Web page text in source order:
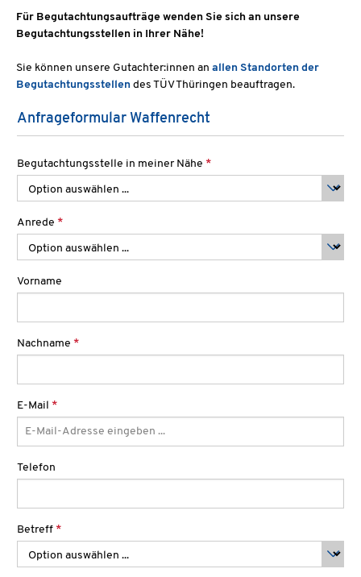
Für Begutachtungsaufträge wenden Sie sich an unsere
Begutachtungsstellen in Ihrer Nähe!
Sie können unsere Gutachter:innen an allen Standorten der
Begutachtungsstellen des TÜV Thüringen beauftragen.
Anfrageformular Waffenrecht
Begutachtungsstelle in meiner Nähe *
Anrede *
Vorname
Nachname *
E-Mail *
Telefon
Betreff *